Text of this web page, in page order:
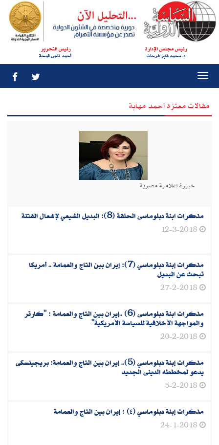
رئيس مجلس الإدارة
د. محمد فايز فرحات
رئيس التحرير
أحمد ناجى قمحة
مقالات معتزة أحمد مهابة
خبيرة إعلامية مصرية
مذكرات ابنة دبلوماسى الحلقة (8): البديل الشيعي لإشعال الفتنة
12-3-2018
مذكرات إبنة دبلوماسي (7): إيران بين التاج والعمامة .. أمريكا
تبحث عن البديل
27-2-2018
مذكرات ابنة دبلوماسى (6) ..إيران بين التاج والعمامة : "كارتر
والمواجهة الأخلاقية للسياسة الأمريكية"
20-2-2018
مذكرات إبنة دبلوماسي (5).. إيران بين التاج والعمامة: بريجينسكى
يدعو لمخططه الدينى الجديد
5-2-2018
مذكرات إبنة دبلوماسي (٤) : إيران بين التاج والعمامة
24-1-2018